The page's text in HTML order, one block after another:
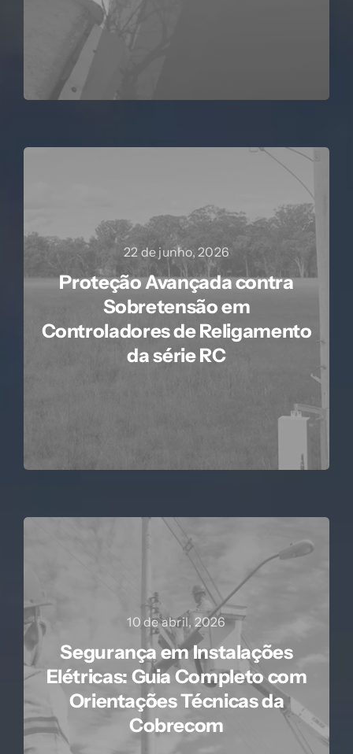
22 de junho, 2026
Proteção Avançada contra
Sobretensão em
Controladores de Religamento
da série RC
10 de abril, 2026
Segurança em Instalações
Elétricas: Guia Completo com
Orientações Técnicas da
Cobrecom